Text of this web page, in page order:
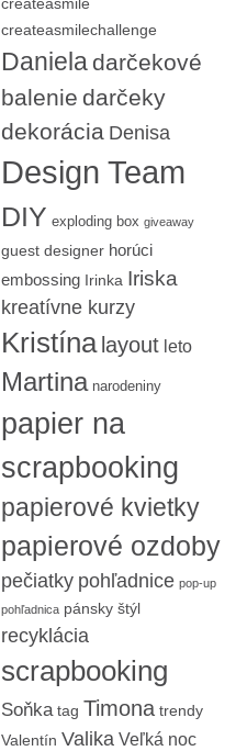
createasmilechallenge
Daniela darčekové
balenie darčeky
dekorácia Denisa
Design Team
DIY exploding box giveaway
guest designer horúci
embossing Irinka Iriska
kreatívne kurzy
Kristína layout leto
Martina narodeniny
papier na
scrapbooking
papierové kvietky
papierové ozdoby
pečiatky pohľadnice pop-up
pohľadnica pánsky štýl
recyklácia
scrapbooking
Soňka tag Timona trendy
Valentín Valika Veľká noc